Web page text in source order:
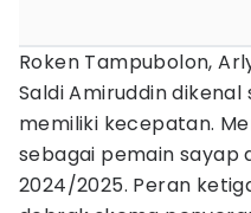
Roken Tampubolon,
Saldi Amiruddin
memiliki kecepatan.
sebagai pemain sayap
2024/2025. Peran